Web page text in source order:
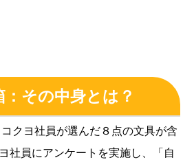
その中身とは？
コクヨ社員が選んだ８点の文具が含
社員にアンケートを実施し、「自